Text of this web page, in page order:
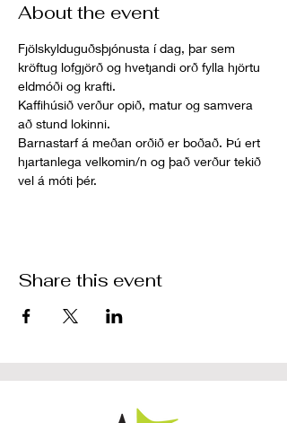
About the event
Fjölskylduguðsþjónusta í dag, þar sem
kröftug lofgjörð og hvetjandi orð fylla hjörtu
eldmóði og krafti.
Kaffihúsið verður opið, matur og samvera
að stund lokinni.
Barnastarf á meðan orðið er boðað. Þú ert
hjartanlega velkomin/n og það verður tekið
vel á móti þér.
Share this event